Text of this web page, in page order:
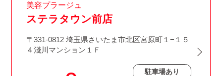
美容プラージュ
ステラタウン前店
〒331-0812 埼玉県さいたま市北区宮原町１−１５
４淺川マンション１Ｆ
駐車場あり